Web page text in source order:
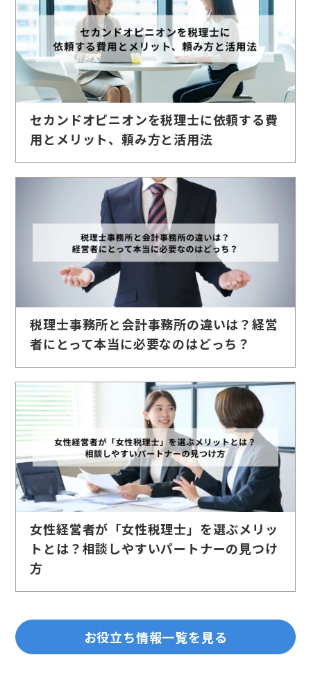
セカンドオピニオンを税理士に依頼する費
用とメリット、頼み方と活用法
税理士事務所と会計事務所の違いは？経営
者にとって本当に必要なのはどっち？
女性経営者が「女性税理士」を選ぶメリッ
トとは？相談しやすいパートナーの見つけ
方
お役立ち情報一覧を見る